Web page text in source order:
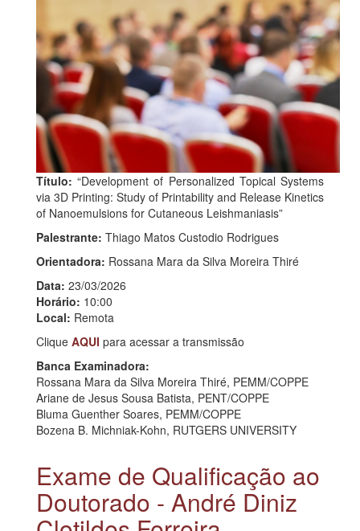
Título: “Development of Personalized Topical Systems
via 3D Printing: Study of Printability and Release Kinetics
of Nanoemulsions for Cutaneous Leishmaniasis”
Palestrante: Thiago Matos Custodio Rodrigues
Orientadora: Rossana Mara da Silva Moreira Thiré
Data: 23/03/2026
Horário: 10:00
Local: Remota
Clique AQUI para acessar a transmissão
Banca Examinadora:
Rossana Mara da Silva Moreira Thiré, PEMM/COPPE
Ariane de Jesus Sousa Batista, PENT/COPPE
Bluma Guenther Soares, PEMM/COPPE
Bozena B. Michniak-Kohn, RUTGERS UNIVERSITY
Exame de Qualificação ao
Doutorado - André Diniz